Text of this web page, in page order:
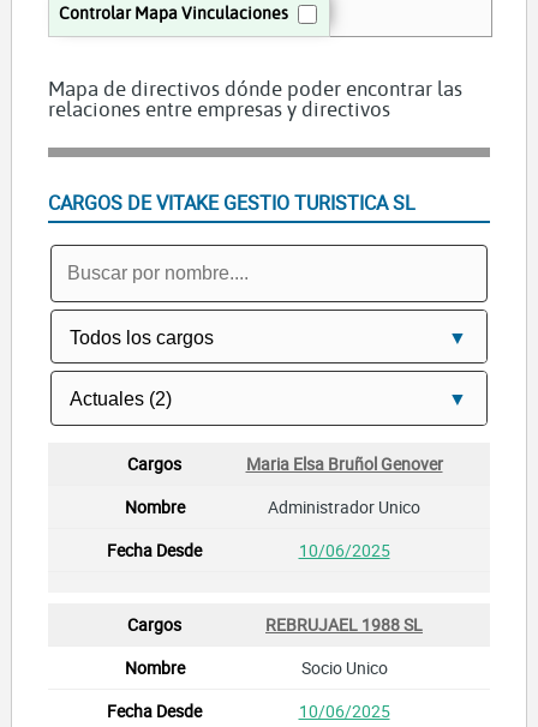
Controlar Mapa Vinculaciones
Mapa de directivos dónde poder encontrar las
relaciones entre empresas y directivos
CARGOS DE VITAKE GESTIO TURISTICA SL
Maria Elsa Bruñol Genover
Administrador Unico
10/06/2025
REBRUJAEL 1988 SL
Socio Unico
10/06/2025